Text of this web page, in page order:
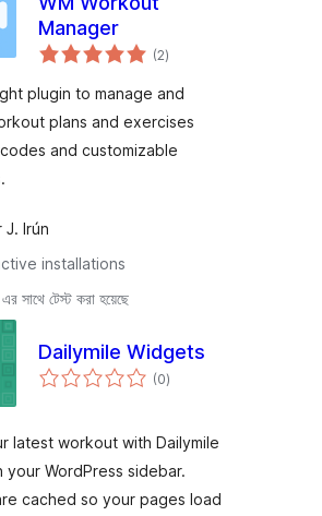
Manager
(2total
ratings
)
plugin to manage and
plans and exercises
and customizable
J. Irún
installations
সাথে টেস্ট করা হয়েছে
Dailymile Widgets
(0total
ratings
)
latest workout with Dailymile
your WordPress sidebar.
cached so your pages load